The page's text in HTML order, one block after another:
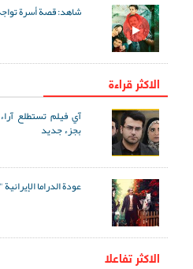
شاهد: قصة أسرة
الاكثر قراءة
آي فيلم تستطلع
بجزء جديد
عودة الدراما
الاکثر تفاعلا